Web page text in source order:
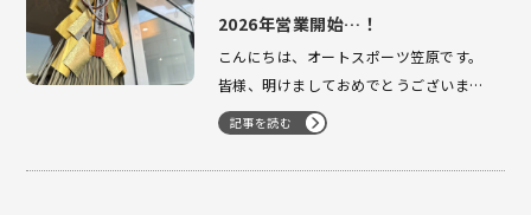
2026年営業開始…！
こんにちは、オートスポーツ笠原です。
皆様、明けましておめでとうございま
す。 年末年始の連休、皆様はどのように
お過ごしになられましたか？私は寝正月
を過ごしており、腹部周りが気になる今
記事を読む